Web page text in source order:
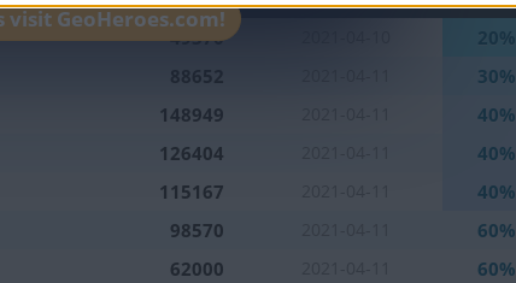
49370 20%
88652 30%
148949 40%
126404 40%
115167 40%
98570 60%
62000 60%
visit GeoHeroes.com!